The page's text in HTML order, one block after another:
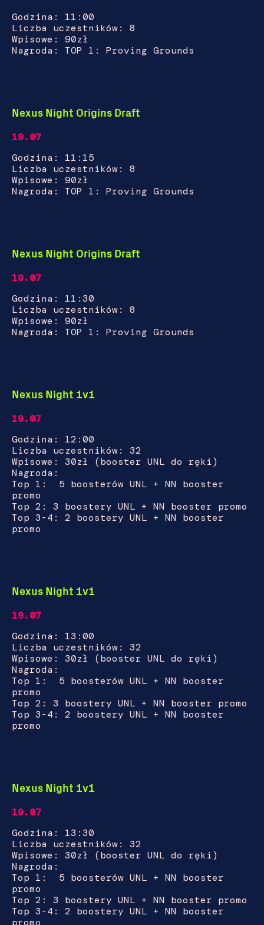
Godzina: 11:00
Liczba uczestników: 8
Wpisowe: 90zł
Nagroda: TOP 1: Proving Grounds
Nexus Night Origins Draft
19.07
Godzina: 11:15
Liczba uczestników: 8
Wpisowe: 90zł
Nagroda: TOP 1: Proving Grounds
Nexus Night Origins Draft
19.07
Godzina: 11:30
Liczba uczestników: 8
Wpisowe: 90zł
Nagroda: TOP 1: Proving Grounds
Nexus Night 1v1
19.07
Godzina: 12:00
Liczba uczestników: 32
Wpisowe: 30zł (booster UNL do ręki)
Nagroda:
Top 1: 5 boosterów UNL + NN booster
promo
Top 2: 3 boostery UNL + NN booster promo
Top 3-4: 2 boostery UNL + NN booster
promo
Nexus Night 1v1
19.07
Godzina: 13:00
Liczba uczestników: 32
Wpisowe: 30zł (booster UNL do ręki)
Nagroda:
Top 1: 5 boosterów UNL + NN booster
promo
Top 2: 3 boostery UNL + NN booster promo
Top 3-4: 2 boostery UNL + NN booster
promo
Nexus Night 1v1
19.07
Godzina: 13:30
Liczba uczestników: 32
Wpisowe: 30zł (booster UNL do ręki)
Nagroda:
Top 1: 5 boosterów UNL + NN booster
promo
Top 2: 3 boostery UNL + NN booster promo
Top 3-4: 2 boostery UNL + NN booster